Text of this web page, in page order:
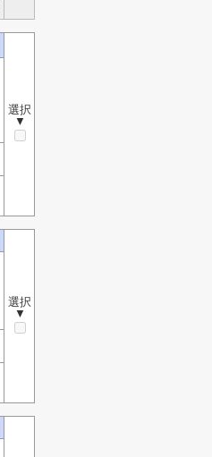
選択
▼
選択
▼